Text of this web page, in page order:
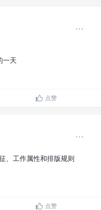
一天
点赞
、工作属性和排版规则
点赞